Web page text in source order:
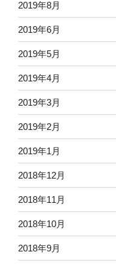
2019年8月
2019年6月
2019年5月
2019年4月
2019年3月
2019年2月
2019年1月
2018年12月
2018年11月
2018年10月
2018年9月